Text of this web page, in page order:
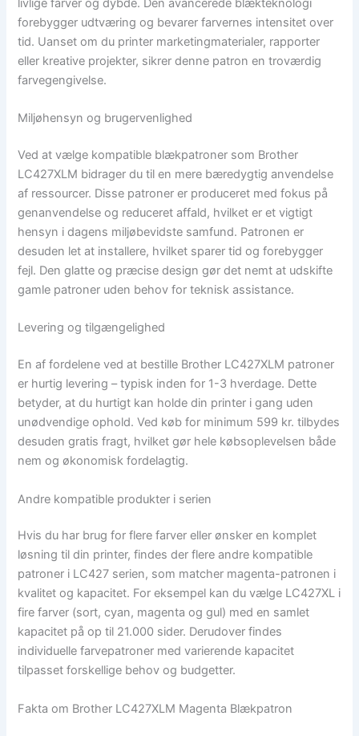
livlige farver og dybde. Den avancerede blækteknologi
forebygger udtværing og bevarer farvernes intensitet over
tid. Uanset om du printer marketingmaterialer, rapporter
eller kreative projekter, sikrer denne patron en troværdig
farvegengivelse.
Miljøhensyn og brugervenlighed
Ved at vælge kompatible blækpatroner som Brother
LC427XLM bidrager du til en mere bæredygtig anvendelse
af ressourcer. Disse patroner er produceret med fokus på
genanvendelse og reduceret affald, hvilket er et vigtigt
hensyn i dagens miljøbevidste samfund. Patronen er
desuden let at installere, hvilket sparer tid og forebygger
fejl. Den glatte og præcise design gør det nemt at udskifte
gamle patroner uden behov for teknisk assistance.
Levering og tilgængelighed
En af fordelene ved at bestille Brother LC427XLM patroner
er hurtig levering – typisk inden for 1-3 hverdage. Dette
betyder, at du hurtigt kan holde din printer i gang uden
unødvendige ophold. Ved køb for minimum 599 kr. tilbydes
desuden gratis fragt, hvilket gør hele købsoplevelsen både
nem og økonomisk fordelagtig.
Andre kompatible produkter i serien
Hvis du har brug for flere farver eller ønsker en komplet
løsning til din printer, findes der flere andre kompatible
patroner i LC427 serien, som matcher magenta-patronen i
kvalitet og kapacitet. For eksempel kan du vælge LC427XL i
fire farver (sort, cyan, magenta og gul) med en samlet
kapacitet på op til 21.000 sider. Derudover findes
individuelle farvepatroner med varierende kapacitet
tilpasset forskellige behov og budgetter.
Fakta om Brother LC427XLM Magenta Blækpatron